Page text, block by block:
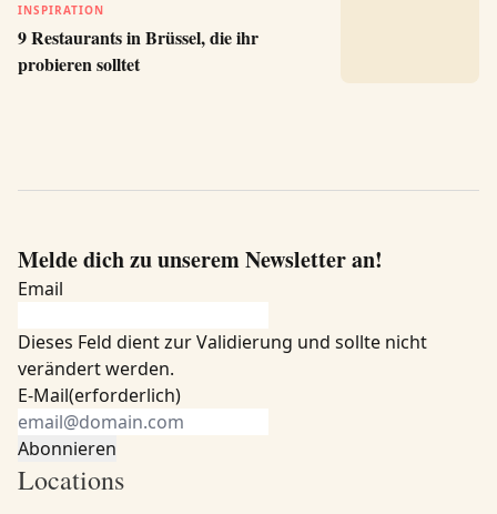
INSPIRATION
9 Restaurants in Brüssel, die ihr
probieren solltet
Locations
Melde dich zu unserem Newsletter an!
Email
Dieses Feld dient zur Validierung und sollte nicht
verändert werden.
E-Mail(erforderlich)